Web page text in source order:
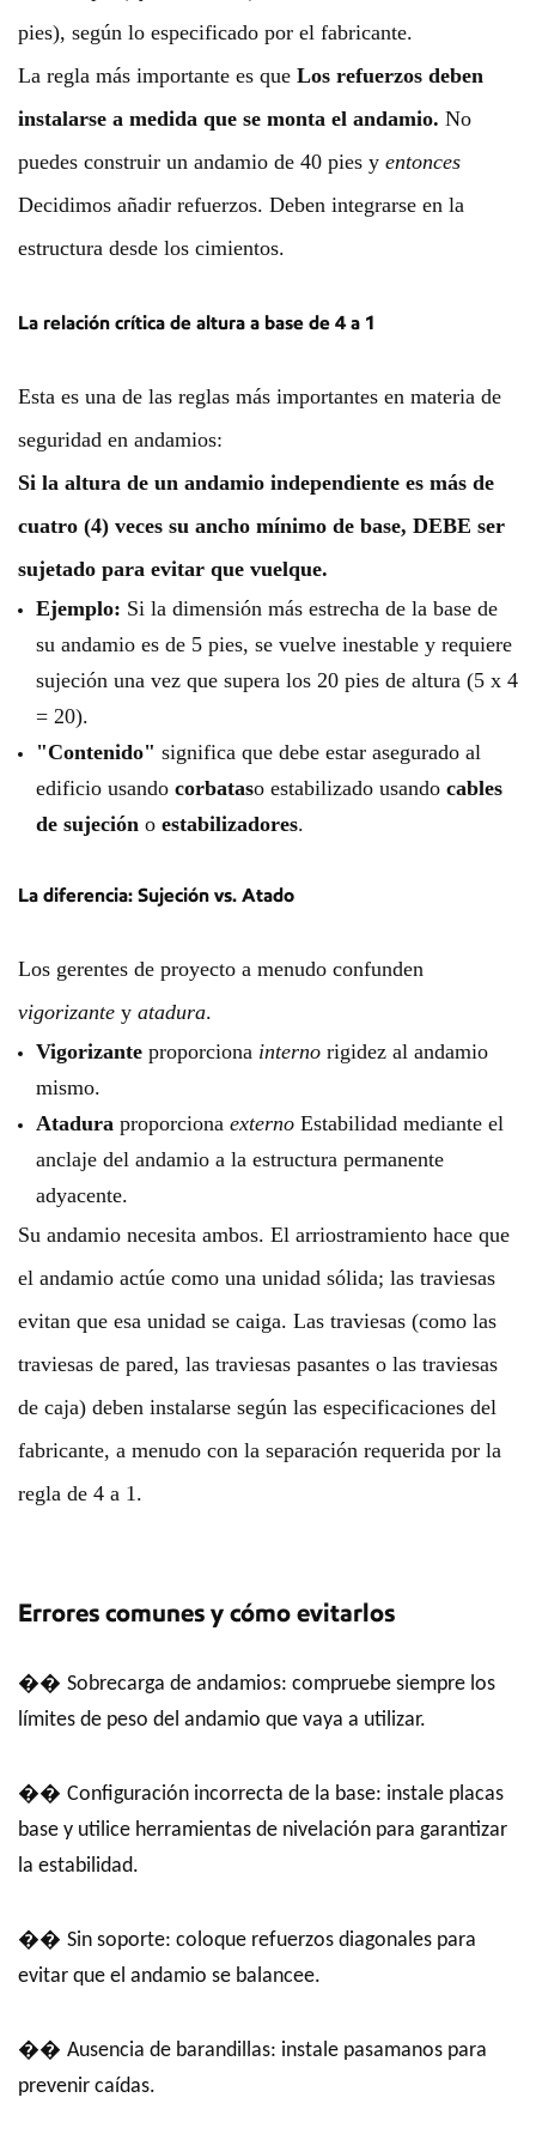
pies), según lo especificado por el fabricante.
La regla más importante es que Los refuerzos deben
instalarse a medida que se monta el andamio. No
puedes construir un andamio de 40 pies y entonces
Decidimos añadir refuerzos. Deben integrarse en la
estructura desde los cimientos.
La relación crítica de altura a base de 4 a 1
Esta es una de las reglas más importantes en materia de
seguridad en andamios:
Si la altura de un andamio independiente es más de
cuatro (4) veces su ancho mínimo de base, DEBE ser
sujetado para evitar que vuelque.
Ejemplo: Si la dimensión más estrecha de la base de
su andamio es de 5 pies, se vuelve inestable y requiere
sujeción una vez que supera los 20 pies de altura (5 x 4
= 20).
"Contenido" significa que debe estar asegurado al
edificio usando corbataso estabilizado usando cables
de sujeción o estabilizadores.
La diferencia: Sujeción vs. Atado
Los gerentes de proyecto a menudo confunden
vigorizante y atadura.
Vigorizante proporciona interno rigidez al andamio
mismo.
Atadura proporciona externo Estabilidad mediante el
anclaje del andamio a la estructura permanente
adyacente.
Su andamio necesita ambos. El arriostramiento hace que
el andamio actúe como una unidad sólida; las traviesas
evitan que esa unidad se caiga. Las traviesas (como las
traviesas de pared, las traviesas pasantes o las traviesas
de caja) deben instalarse según las especificaciones del
fabricante, a menudo con la separación requerida por la
regla de 4 a 1.
Errores comunes y cómo evitarlos
�� Sobrecarga de andamios: compruebe siempre los
límites de peso del andamio que vaya a utilizar.
�� Configuración incorrecta de la base: instale placas
base y utilice herramientas de nivelación para garantizar
la estabilidad.
�� Sin soporte: coloque refuerzos diagonales para
evitar que el andamio se balancee.
�� Ausencia de barandillas: instale pasamanos para
prevenir caídas.